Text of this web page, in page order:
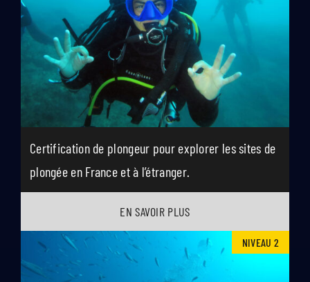
Certification de plongeur pour explorer les sites de
plongée en France et à l’étranger.
EN SAVOIR PLUS
NIVEAU 2